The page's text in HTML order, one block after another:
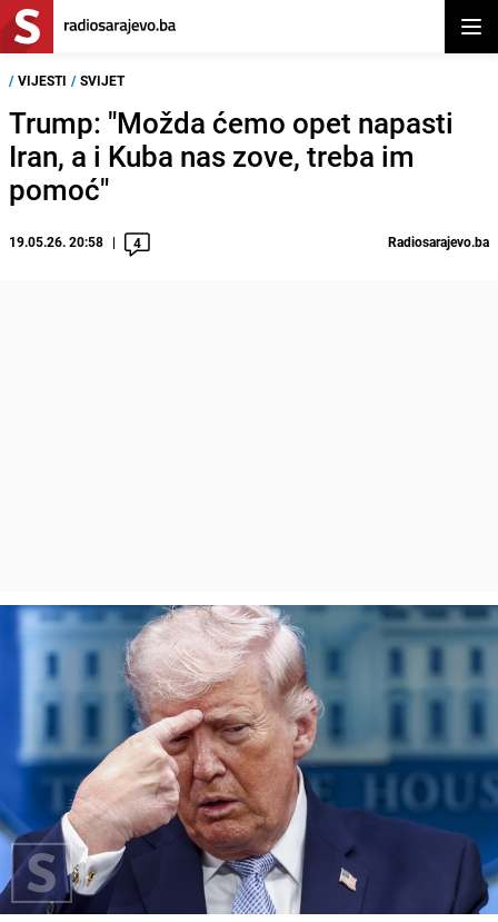
/ VIJESTI / SVIJET
Trump: "Možda ćemo opet napasti
Iran, a i Kuba nas zove, treba im
pomoć"
19.05.26. 20:58 4 Radiosarajevo.ba